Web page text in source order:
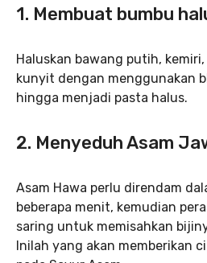
1. Membuat bumbu
Haluskan bawang putih,
kunyit dengan menggunakan
hingga menjadi pasta halus.
2. Menyeduh Asam
Asam Hawa perlu direndam
beberapa menit, kemudian
saring untuk memisahkan
Inilah yang akan memberikan